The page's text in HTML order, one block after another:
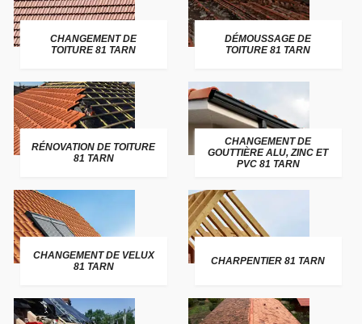
CHANGEMENT DE
TOITURE 81 TARN
DÉMOUSSAGE DE
TOITURE 81 TARN
RÉNOVATION DE TOITURE
81 TARN
CHANGEMENT DE
GOUTTIÈRE ALU, ZINC ET
PVC 81 TARN
CHANGEMENT DE VELUX
81 TARN
CHARPENTIER 81 TARN